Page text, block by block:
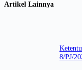
Artikel Lainnya
8/PJ/